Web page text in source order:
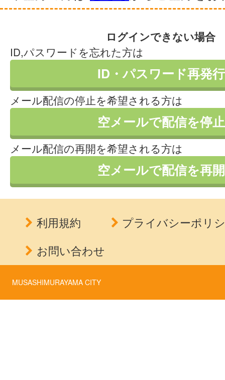
ログインできない場合
ID,パスワードを忘れた方は
ID・パスワード再発行
メール配信の停止を希望される方は
空メールで配信を停止
メール配信の再開を希望される方は
空メールで配信を再開
利用規約
プライバシーポリ
お問い合わせ
MUSASHIMURAYAMA CITY